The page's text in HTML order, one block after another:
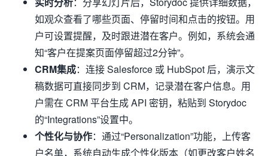
如观众查看了哪些页面、停留时间和点击的按钮。用
户可设置提醒，及时跟进潜在客户。例如，系统会通
知“客户在提案页面停留超过2分钟”。
CRM集成：连接 Salesforce 或 HubSpot 后，演示文
稿数据可直接同步到 CRM，记录潜在客户信息。用
户需在 CRM 平台生成 API 密钥，粘贴到 Storydoc
的“Integrations”设置中。
个性化与协作：通过“Personalization”功能，上传客
户名单，系统自动生成个性化版本（如更改客户姓名